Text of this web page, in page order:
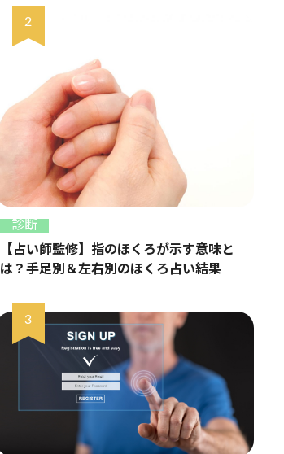
診断
【占い師監修】指のほくろが示す意味と
は？手足別＆左右別のほくろ占い結果